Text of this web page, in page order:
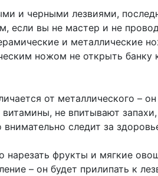
и черными лезвиями,
если вы не мастер и не
и металлические
ножом не открыть банку
от металлического –
не впитывают
следит за
нарезать фрукты и мягкие
– он будет прилипать к